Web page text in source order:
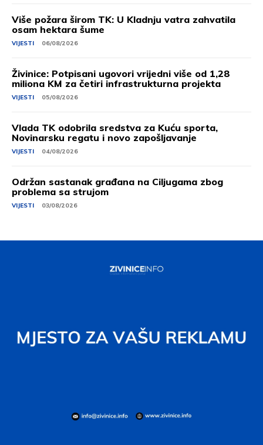
Više požara širom TK: U Kladnju vatra zahvatila
osam hektara šume
VIJESTI 06/08/2026
Živinice: Potpisani ugovori vrijedni više od 1,28
miliona KM za četiri infrastrukturna projekta
VIJESTI 05/08/2026
Vlada TK odobrila sredstva za Kuću sporta,
Novinarsku regatu i novo zapošljavanje
VIJESTI 04/08/2026
Održan sastanak građana na Ciljugama zbog
problema sa strujom
VIJESTI 03/08/2026